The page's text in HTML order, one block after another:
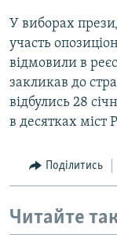
У виборах
участь
відмовили в
закликав до
відбулись 28
в десятках міст
Поділитись
Читайте